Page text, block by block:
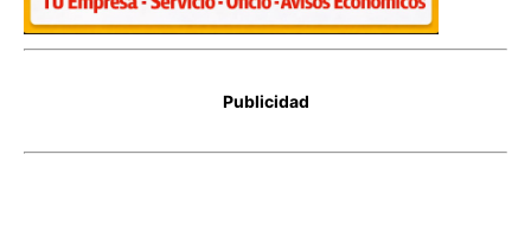
Publicidad